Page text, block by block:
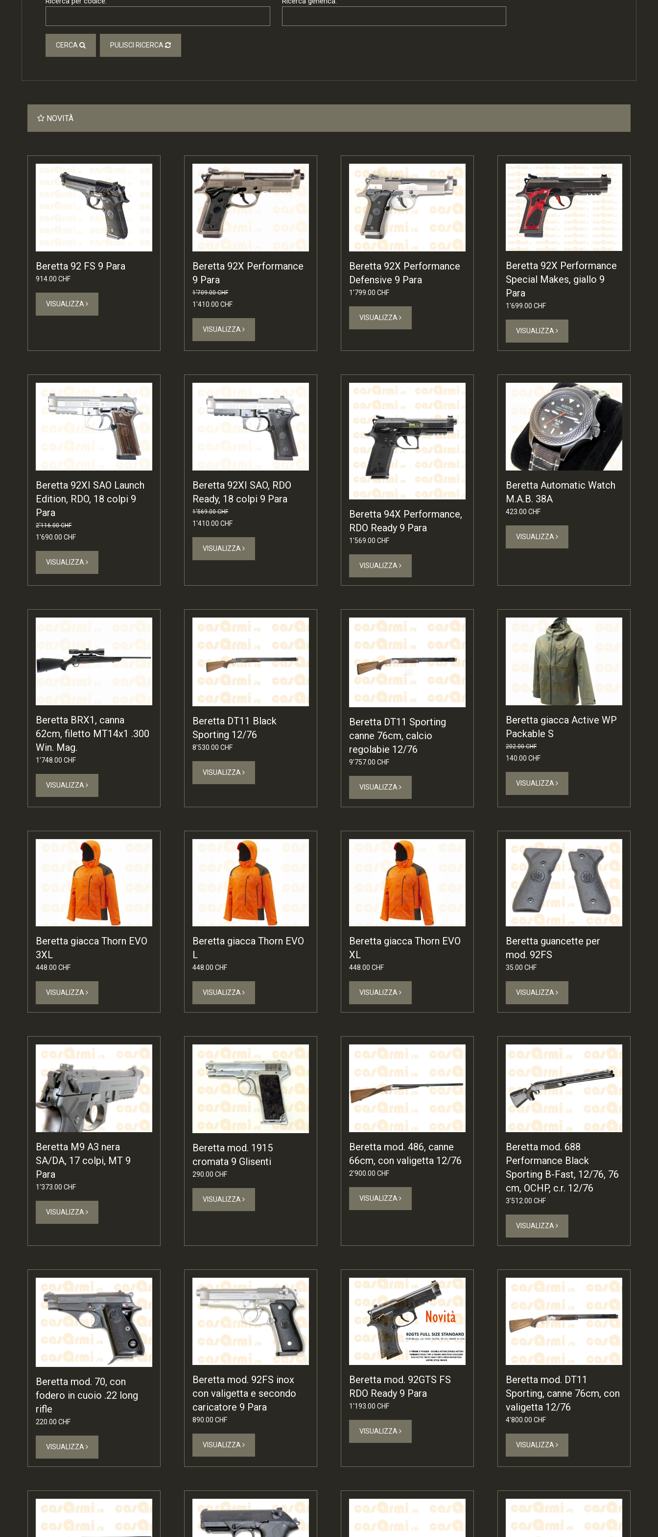
CERCA PULISCI RICERCA
NOVITÀ
Beretta 92 FS 9 Para
914.00 CHF
VISUALIZZA
Beretta 92X Performance
9 Para
1'709.00 CHF
1'410.00 CHF
VISUALIZZA
Beretta 92X Performance
Defensive 9 Para
1'799.00 CHF
VISUALIZZA
Beretta 92X Performance
Special Makes, giallo 9
Para
1'699.00 CHF
VISUALIZZA
Beretta 92XI SAO Launch
Edition, RDO, 18 colpi 9
Para
2'116.00 CHF
1'690.00 CHF
VISUALIZZA
Beretta 92XI SAO, RDO
Ready, 18 colpi 9 Para
1'569.00 CHF
1'410.00 CHF
VISUALIZZA
Beretta 94X Performance,
RDO Ready 9 Para
1'569.00 CHF
VISUALIZZA
Beretta Automatic Watch
M.A.B. 38A
423.00 CHF
VISUALIZZA
Beretta BRX1, canna
62cm, filetto MT14x1 .300
Win. Mag.
1'748.00 CHF
VISUALIZZA
Beretta DT11 Black
Sporting 12/76
8'530.00 CHF
VISUALIZZA
Beretta DT11 Sporting
canne 76cm, calcio
regolabie 12/76
9'757.00 CHF
VISUALIZZA
Beretta giacca Active WP
Packable S
202.00 CHF
140.00 CHF
VISUALIZZA
Beretta giacca Thorn EVO
3XL
448.00 CHF
VISUALIZZA
Beretta giacca Thorn EVO
L
448.00 CHF
VISUALIZZA
Beretta giacca Thorn EVO
XL
448.00 CHF
VISUALIZZA
Beretta guancette per
mod. 92FS
35.00 CHF
VISUALIZZA
Beretta M9 A3 nera
SA/DA, 17 colpi, MT 9
Para
1'373.00 CHF
VISUALIZZA
Beretta mod. 1915
cromata 9 Glisenti
290.00 CHF
VISUALIZZA
Beretta mod. 486, canne
66cm, con valigetta 12/76
2'900.00 CHF
VISUALIZZA
Beretta mod. 688
Performance Black
Sporting B-Fast, 12/76, 76
cm, OCHP, c.r. 12/76
3'512.00 CHF
VISUALIZZA
Beretta mod. 70, con
fodero in cuoio .22 long
rifle
220.00 CHF
VISUALIZZA
Beretta mod. 92FS inox
con valigetta e secondo
caricatore 9 Para
890.00 CHF
VISUALIZZA
Beretta mod. 92GTS FS
RDO Ready 9 Para
1'193.00 CHF
VISUALIZZA
Beretta mod. DT11
Sporting, canne 76cm, con
valigetta 12/76
4'800.00 CHF
VISUALIZZA